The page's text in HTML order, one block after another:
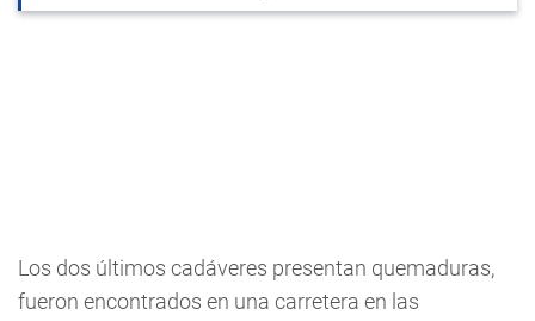
Los dos últimos cadáveres presentan quemaduras,
fueron encontrados en una carretera en las